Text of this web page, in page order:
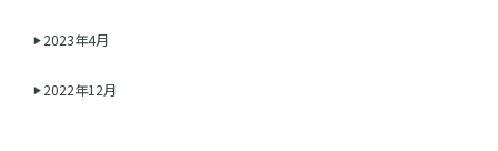
2023年4月
2022年12月